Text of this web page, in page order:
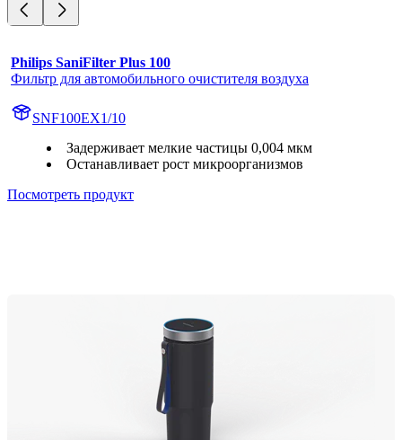
Philips SaniFilter Plus 100
Фильтр для автомобильного очистителя воздуха
SNF100EX1/10
Задерживает мелкие частицы 0,004 мкм
Останавливает рост микроорганизмов
Посмотреть продукт